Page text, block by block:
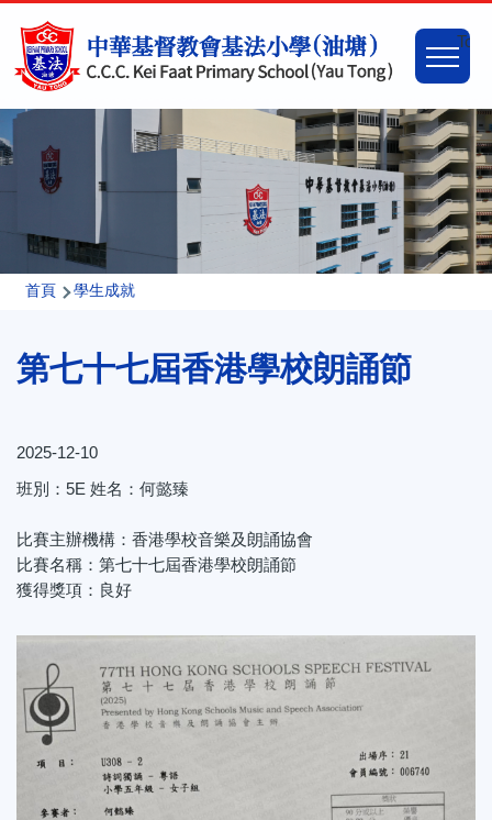
Main
導
連
首頁 學生成就
第七十七屆香港學校朗誦節
2025-12-10
班別：5E 姓名：何懿臻
比賽主辦機構：香港學校音樂及朗誦協會
比賽名稱：第七十七屆香港學校朗誦節
獲得獎項：良好